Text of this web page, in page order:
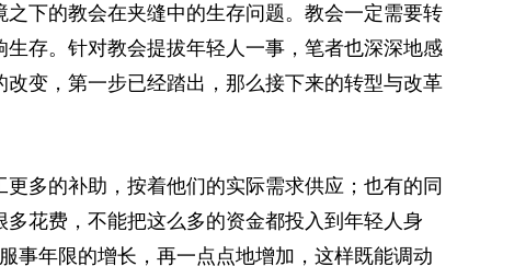
下的教会在夹缝中的生存问题。教会一定需要转
存。针对教会提拔年轻人一事，笔者也深深地感
变，第一步已经踏出，那么接下来的转型与改革
多的补助，按着他们的实际需求供应；也有的同
多花费 ，不能把这么多的资金都投入到年轻人身
事年限的增长，再一点点地增加，这样既能调动